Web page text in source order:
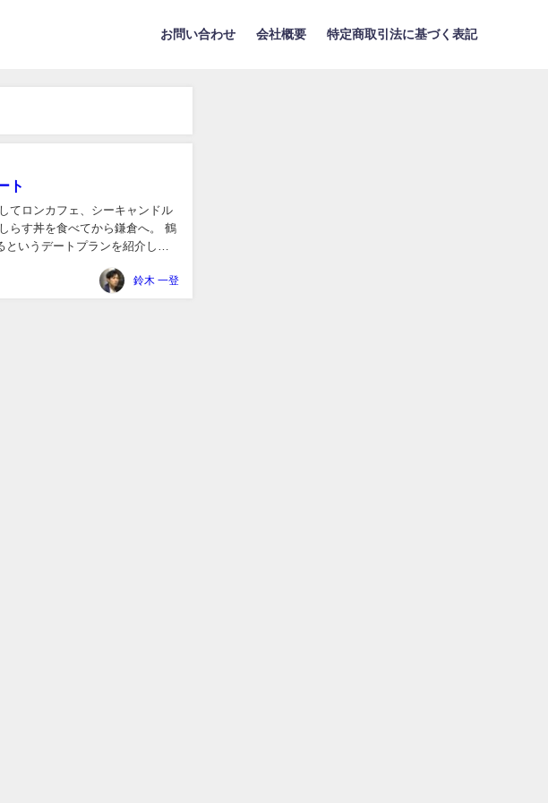
お問い合わせ 会社概要 特定商取引法に基づく表記
ト
てロンカフェ、シーキャンドル
らす丼を食べてから鎌倉へ。 鶴
いうデートプランを紹介しま
鈴木 一登